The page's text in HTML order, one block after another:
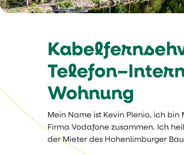
Wohnung
Mein Name ist Kevin Plenio, ich
Firma Vodafone zusammen. Ich
der Mieter des Hohenlimburger